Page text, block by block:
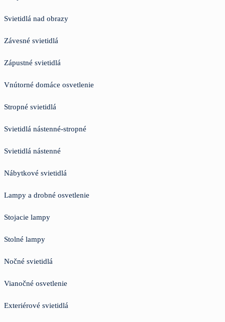
Svietidlá nad obrazy
Závesné svietidlá
Zápustné svietidlá
Vnútorné domáce osvetlenie
Stropné svietidlá
Svietidlá nástenné-stropné
Svietidlá nástenné
Nábytkové svietidlá
Lampy a drobné osvetlenie
Stojacie lampy
Stolné lampy
Nočné svietidlá
Vianočné osvetlenie
Exteriérové svietidlá